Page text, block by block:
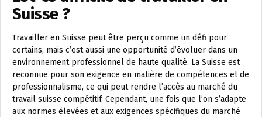
Suisse ?
Travailler en Suisse peut être perçu comme un défi pour
certains, mais c’est aussi une opportunité d’évoluer dans un
environnement professionnel de haute qualité. La Suisse est
reconnue pour son exigence en matière de compétences et de
professionnalisme, ce qui peut rendre l’accès au marché du
travail suisse compétitif. Cependant, une fois que l’on s’adapte
aux normes élevées et aux exigences spécifiques du marché